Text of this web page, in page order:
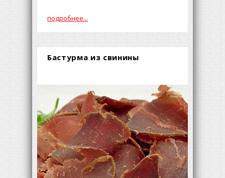
подробнее...
Бастурма из свинины